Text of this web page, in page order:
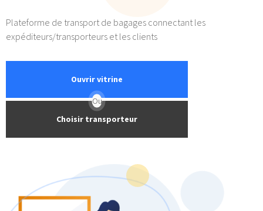
Plateforme de transport de bagages connectant les
expéditeurs/transporteurs et les clients
Ouvrir vitrine
Ou
Choisir transporteur